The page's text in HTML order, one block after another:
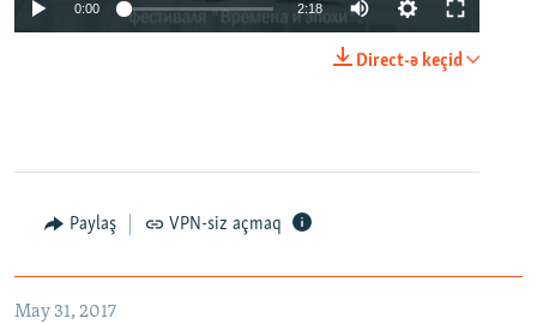
0:00 2:18
Direct-ə keçid
Paylaş VPN-siz açmaq
May 31, 2017